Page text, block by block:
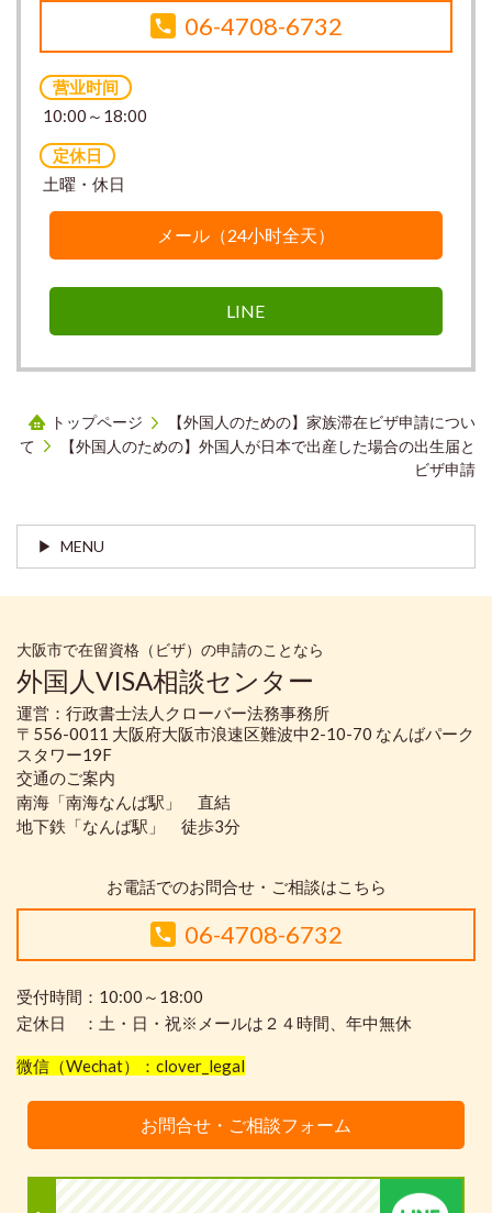
06-4708-6732
营业时间
10:00～18:00
定休日
土曜・休日
メール（24小时全天）
LINE
トップページ
【外国人のための】家族滞在ビザ申請につい
て
【外国人のための】外国人が日本で出産した場合の出生届と
ビザ申請
MENU
大阪市で在留資格（ビザ）の申請のことなら
外国人VISA相談センター
運営：行政書士法人クローバー法務事務所
〒556-0011 大阪府大阪市浪速区難波中2-10-70 なんばパーク
スタワー19F
交通のご案内
南海「南海なんば駅」 直結
地下鉄「なんば駅」 徒歩3分
お電話でのお問合せ・ご相談はこちら
06-4708-6732
受付時間：10:00～18:00
定休日 ：土・日・祝※メールは２４時間、年中無休
微信（Wechat）：clover_legal
お問合せ・ご相談フォーム